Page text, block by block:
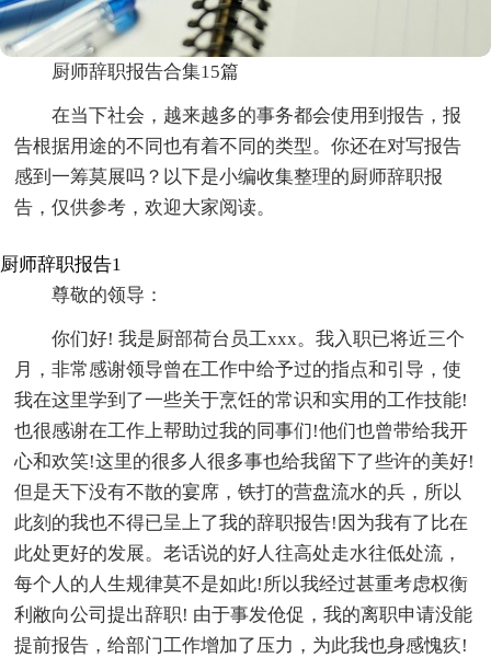
厨师辞职报告合集15篇
在当下社会，越来越多的事务都会使用到报告，报
告根据用途的不同也有着不同的类型。你还在对写报告
感到一筹莫展吗？以下是小编收集整理的厨师辞职报
告，仅供参考，欢迎大家阅读。
厨师辞职报告1
尊敬的领导：
你们好! 我是厨部荷台员工xxx。我入职已将近三个
月，非常感谢领导曾在工作中给予过的指点和引导，使
我在这里学到了一些关于烹饪的常识和实用的工作技能!
也很感谢在工作上帮助过我的同事们!他们也曾带给我开
心和欢笑!这里的很多人很多事也给我留下了些许的美好!
但是天下没有不散的宴席，铁打的营盘流水的兵，所以
此刻的我也不得已呈上了我的辞职报告!因为我有了比在
此处更好的发展。老话说的好人往高处走水往低处流，
每个人的人生规律莫不是如此!所以我经过甚重考虑权衡
利敝向公司提出辞职! 由于事发伧促，我的离职申请没能
提前报告，给部门工作增加了压力，为此我也身感愧疚!